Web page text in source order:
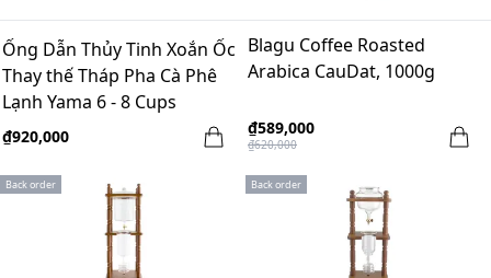
Ống Dẫn Thủy Tinh Xoắn Ốc
Thay thế Tháp Pha Cà Phê
Lạnh Yama 6 - 8 Cups
₫920,000
Blagu Coffee Roasted
Arabica CauDat, 1000g
₫589,000
₫620,000
Back order Back order